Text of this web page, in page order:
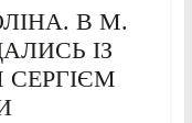
В М.
ІЗ